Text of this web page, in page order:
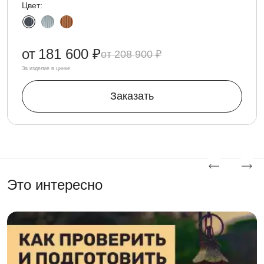
Цвет:
208 900 ₽
от 181 600 ₽
За изделие в цинке
Заказать
Это интересно